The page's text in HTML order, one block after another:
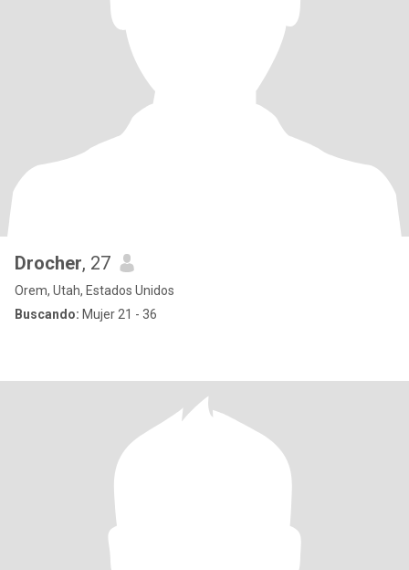
Drocher, 27
Orem, Utah, Estados Unidos
Buscando: Mujer 21 - 36